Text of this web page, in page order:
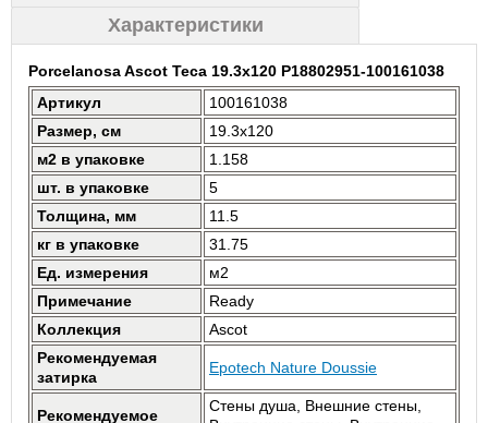
Характеристики
Porcelanosa Ascot Teca 19.3x120 P18802951-100161038
Артикул
100161038
Размер, см
19.3x120
м2 в упаковке
1.158
шт. в упаковке
5
Толщина, мм
11.5
кг в упаковке
31.75
Ед. измерения
м2
Примечание
Ready
Коллекция
Ascot
Рекомендуемая
затирка
Epotech Nature Doussie
Рекомендуемое
Стены душа, Внешние стены,